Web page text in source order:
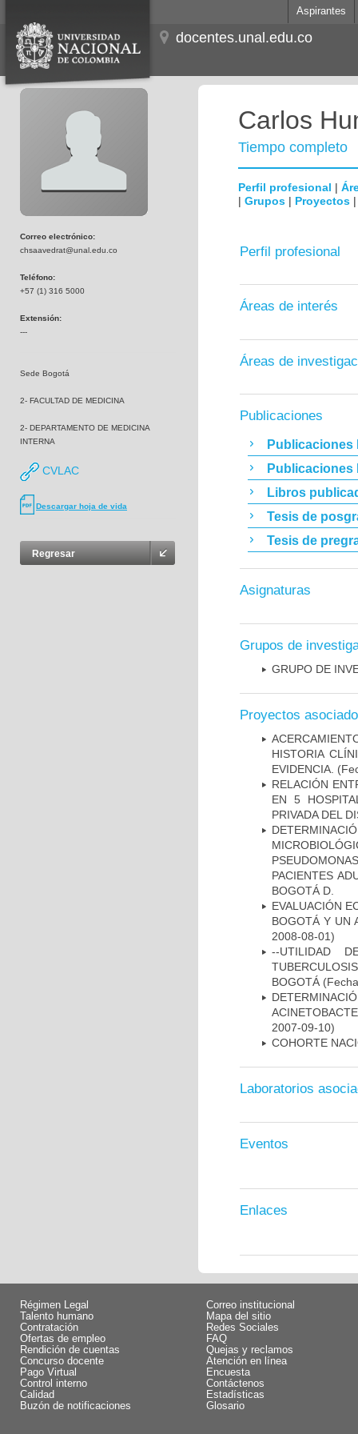
Aspirantes
docentes.unal.edu.co
Correo electrónico:
chsaavedrat@unal.edu.co
Teléfono:
+57 (1) 316 5000
Extensión:
---
Sede Bogotá
2- FACULTAD DE MEDICINA
2- DEPARTAMENTO DE MEDICINA
INTERNA
CVLAC
Descargar hoja de vida
Regresar
Carlos
Tiempo completo
Perfil profesional |
| Grupos | Proyectos
Perfil profesional
Áreas de interés
Áreas de
Publicaciones
Publicaciones
Publicaciones
Libros
Tesis de
Tesis de
Asignaturas
Grupos de
GRUPO DE
Proyectos
HISTORIA
EVIDENCIA.
RELACIÓN
EN 5
PRIVADA DEL
PACIENTES
BOGOTÁ D.
EVALUACIÓN
BOGOTÁ Y UN
2008-08-01)
--UTILIDAD
BOGOTÁ
2007-09-10)
COHORTE
Laboratorios
Eventos
Enlaces
Régimen Legal
Talento humano
Contratación
Ofertas de empleo
Rendición de cuentas
Concurso docente
Pago Virtual
Control interno
Calidad
Buzón de notificaciones
Correo institucional
Mapa del sitio
Redes Sociales
FAQ
Quejas y reclamos
Atención en línea
Encuesta
Contáctenos
Estadísticas
Glosario